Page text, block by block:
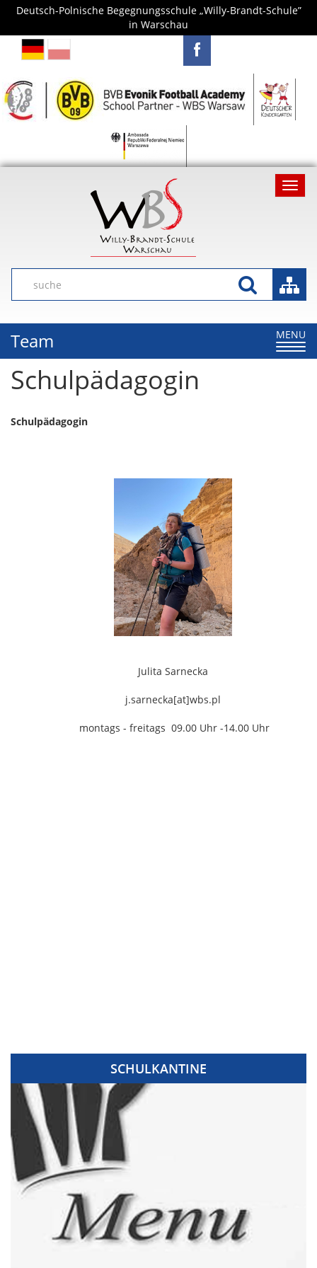
Deutsch-Polnische Begegnungsschule „Willy-Brandt-Schule”
in Warschau
Team
Toggle
MENU
Schulpädagogin
Schulpädagogin
Julita Sarnecka
j.sarnecka[at]wbs.pl
montags - freitags 09.00 Uhr -14.00 Uhr
SCHULKANTINE